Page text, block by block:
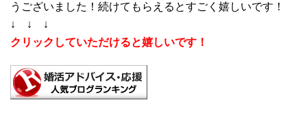
うございました！続けてもらえるとすごく嬉しいです！
↓ ↓ ↓
クリックしていただけると嬉しいです！